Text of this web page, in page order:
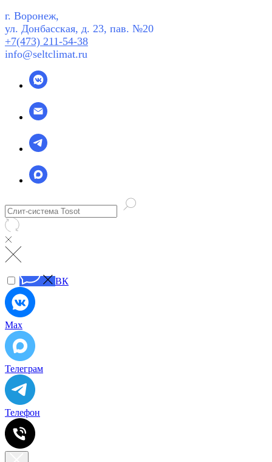
г. Воронеж,
ул. Донбасская, д. 23, пав. №20
+7(473) 211-54-38
info@seltclimat.ru
ВК
Max
Телеграм
Телефон